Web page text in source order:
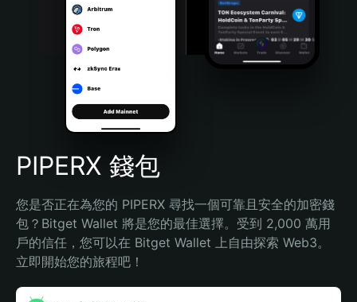
Bahasa Indonesia
Português (Brasil)
Español (Argentina)
PIPERX 錢包
您是否正在為您的 PIPERX 尋找一個可靠且安全的加密錢
包？Bitget Wallet 將是您的最佳選擇。受到 2,000 萬用
戶的信任，您可以在 Bitget Wallet 上自由探索 Web3。
立即開始您的旅程吧！